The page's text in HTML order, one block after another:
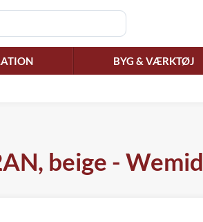
BYG & VÆRKTØJ
beige - Wemid